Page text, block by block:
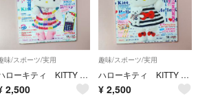
味/スポーツ/実用
ハローキティ KITTY GOODS COLLECTION VOL.2
2,500
趣味/スポーツ/実用
ハローキティ KITTY GOODS COLLECTION VOL.1
¥ 2,500